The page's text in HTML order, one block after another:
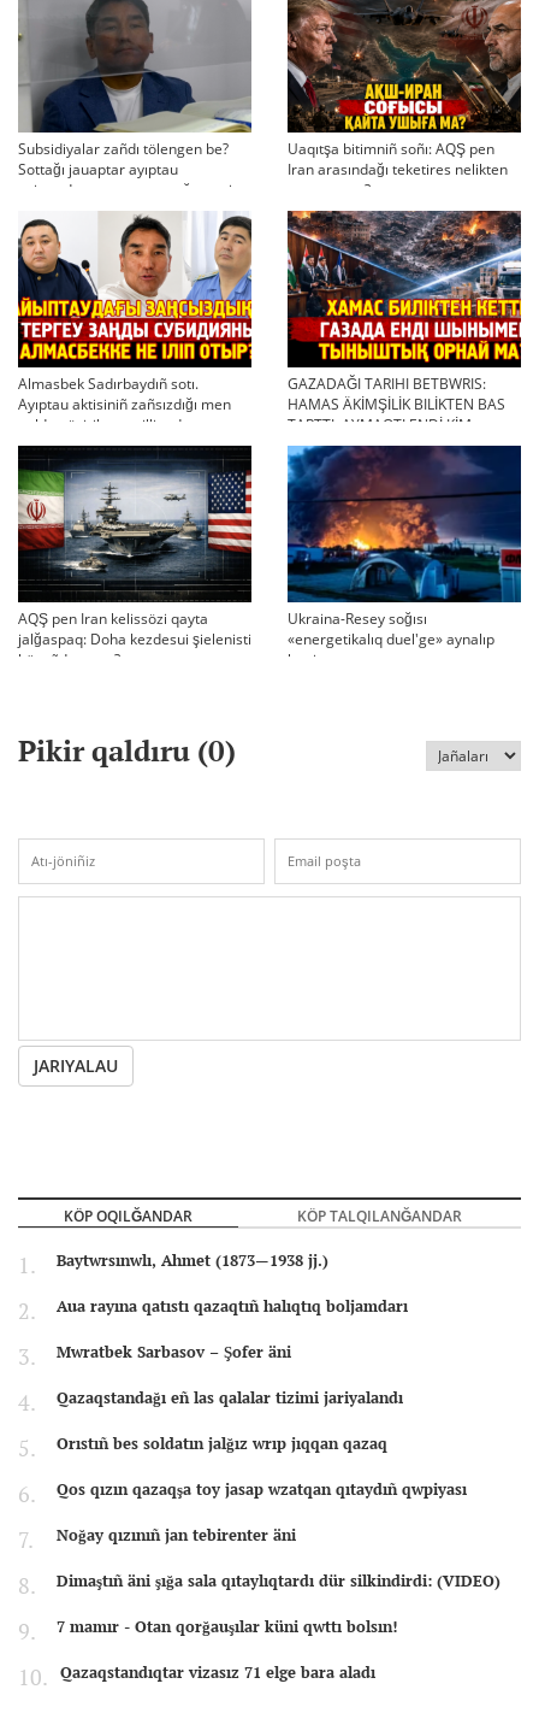
Subsidiyalar zañdı tölengen be?
Sottağı jauaptar ayıptau
twjırımdarın qayta qarauğa negiz
bola ala ma?
Uaqıtşa bitimniñ soñı: AQŞ pen
Iran arasındağı teketires nelikten
qayta uşıqtı?
Almasbek Sadırbaydıñ sotı.
Ayıptau aktisiniñ zañsızdığı men
qoldan ösirilgen milliondar
GAZADAĞI TARIHI BETBWRIS:
HAMAS ÄKİMŞİLİK BILİKTEN BAS
TARTTI. AYMAQTI ENDİ KİM
BASQARADI?
AQŞ pen Iran kelissözi qayta
jalğaspaq: Doha kezdesui şielenisti
bäseñdete me?
Ukraina-Resey soğısı
«energetikalıq duel'ge» aynalıp
ketti
Pikir qaldıru (0)
JARIYALAU
KÖP OQILĞANDAR KÖP TALQILANĞANDAR
Baytwrsınwlı, Ahmet (1873—1938 jj.)
Aua rayına qatıstı qazaqtıñ halıqtıq boljamdarı
Mwratbek Sarbasov – Şofer äni
Qazaqstandağı eñ las qalalar tizimi jariyalandı
Orıstıñ bes soldatın jalğız wrıp jıqqan qazaq
Qos qızın qazaqşa toy jasap wzatqan qıtaydıñ qwpiyası
Noğay qızınıñ jan tebirenter äni
Dimaştıñ äni şığa sala qıtaylıqtardı dür silkindirdi: (VIDEO)
7 mamır - Otan qorğauşılar küni qwttı bolsın!
Qazaqstandıqtar vizasız 71 elge bara aladı